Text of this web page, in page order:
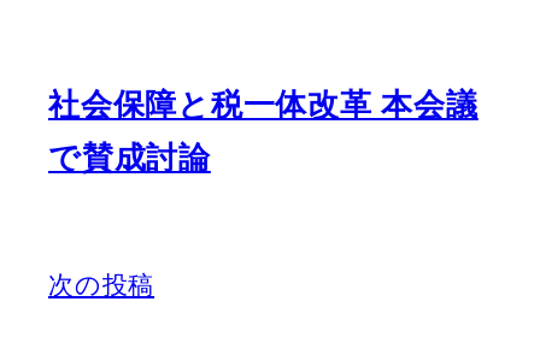
社会保障と税一体改革 本会議
で賛成討論
次の投稿